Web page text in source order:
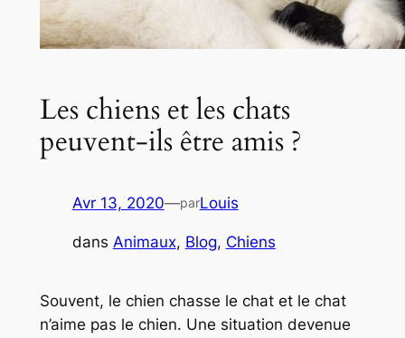
Les chiens et les chats
peuvent-ils être amis ?
Avr 13, 2020—parLouis
dans Animaux, Blog, Chiens
Souvent, le chien chasse le chat et le chat
n’aime pas le chien. Une situation devenue